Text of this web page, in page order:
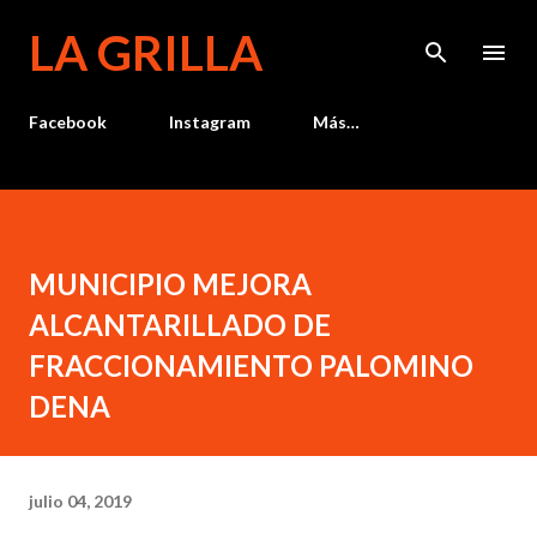
LA GRILLA
Facebook Instagram Más…
MUNICIPIO MEJORA
ALCANTARILLADO DE
FRACCIONAMIENTO PALOMINO
DENA
julio 04, 2019